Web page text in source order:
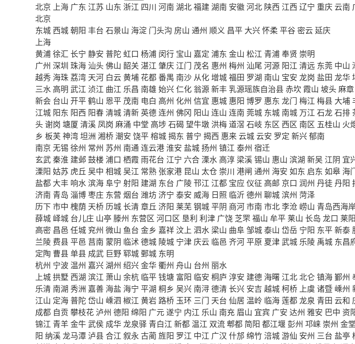
北京 上海 广东 江苏 山东 浙江 四川 河南 湖北福建湖南 安徽河北 陕西 江西 辽宁 重庆 云南
北京
东城 西城朝阳 丰台 石景山 海淀 门头沟 房山 通州 顺义 昌平 大兴怀柔平谷 密云延庆
上海
黄浦徐汇 长宁 静安 普陀 虹口 杨浦 闵行 宝山 嘉定 浦东 金山 松江 青浦奉贤 崇明
广州 深圳 珠海 汕头佛山 韶关 湛江 肇庆 江门 茂名 惠州 梅州 汕尾 河源 阳江 清远 东莞 中山
越秀 海珠 荔湾 天河 白云黄埔 花都番禺 南沙 从化增城福田 罗湖 南山 宝安 龙岗 盐田 龙华
三水 高明 武江 浈江 曲江 乐昌 南雄 始兴仁化 翁源新丰乳源瑶族自治县赤坎 霞山 坡头麻章
新会 台山 开平鹤山 恩平 茂南 电白 高州 化州 信宜 惠城 惠阳 博罗 惠东 龙门 梅江 梅县 大埔
江城 阳东 阳西 阳春清城清新 英德连州 佛冈 阳山 连山 连南 莞城 东城 南城 万江 石龙石排
头谢岗 塘厦 清溪 凤岗 麻涌 中堂 高埗石碣 望牛墩 洪梅道滘 石岐 东区 西区 南区 五桂山 火
乡 板芙 神湾坦洲 湘桥潮安 饶平榕城揭东 普宁 揭西 惠来 云城 云安 罗定 新兴郁南
南京 无锡 徐州 常州 苏州 南通连云港淮安 盐城扬州 镇江 泰州 宿迁
玄武秦淮 建邺鼓楼 浦口 栖霞 雨花台 江宁 六合 溧水 高淳 梁溪锡山 惠山 滨湖 新吴 江阴 宜
溧阳 姑苏 虎丘 吴中 相城吴江 常熟 张家港 昆山 太仓 崇川 港闸 通州 海安 如东 启东 如皋 海
盐都 大丰 响水滨海阜宁 射阳 建湖 东台 广陵邗江 江都 宝应 仪征 高邮 京口 润州 丹徒丹阳
济南 青岛 淄博枣庄 东营 烟台 潍坊济宁 泰安 威海 日照 临沂德州 聊城滨州 菏泽
历下市中 槐荫 天桥 历城 长清章丘 济阳 莱芜钢城平阴 商河市南 市北李沧 崂山 青岛西海
薛城 峄城 台儿庄 山亭 滕州 东营区 河口区 垦利 利津 广饶 芝罘福山 牟平 莱山 长岛 龙口 莱阳
高密 昌邑 任城 兖州 微山 鱼台 金乡 嘉祥 汶上 泗水 梁山 曲阜邹城泰山 岱岳 宁阳 东平新泰
兰陵 费县平邑 莒南 蒙阴 临沭德城 陵城 宁津 庆云 临邑 齐河平原 夏津武城 乐陵 禹城 东昌
定陶 曹县单县 成武 巨野 郓城 鄄城 东明
杭州 宁波 温州 嘉兴湖州 绍兴金华衢州 舟山 台州 丽水
上城拱墅 西湖 滨江 萧山 余杭 临平钱塘 富阳 临安 桐庐 淳安 建德 海曙 江北北仑镇海鄞州
乐清 南湖 秀洲 嘉善 海盐 海宁 平湖 桐乡 吴兴 南浔德清 长兴 安吉 越城柯桥 上虞 诸暨 嵊州
江山 定海普陀 岱山 嵊泗 椒江 黄岩 路桥 玉环 三门 天台 仙居 温岭 临海莲都龙泉 青田 云和
成都 自贡 攀枝花 泸州 德阳 绵阳 广元遂宁 内江 乐山 南充 眉山 宜宾 广安 达州 雅安 巴中 资
锦江 青羊金牛武侯 成华龙泉驿 青白江 新都 温江 双流郫都 简阳 都江堰彭州 邛崃 崇州 金堂
阳 纳溪龙马潭 泸县合江 叙永古蔺旌阳 罗江 中江 广汉 什邡 绵竹 涪城游仙 安州 三台 盐亭